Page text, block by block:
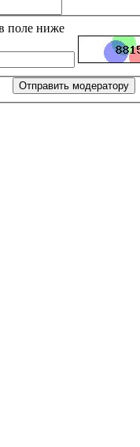
поле ниже
Отправить модератору